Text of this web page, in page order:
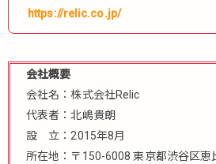
https://relic.co.jp/
会社概要
会社名：株式会社Relic
代表者：北嶋貴朗
設 立：2015年8月
所在地：〒150-6008 東京都渋谷区恵